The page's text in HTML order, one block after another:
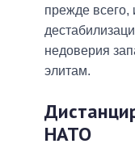
прежде всего,
недоверия
элитам.
НАТО